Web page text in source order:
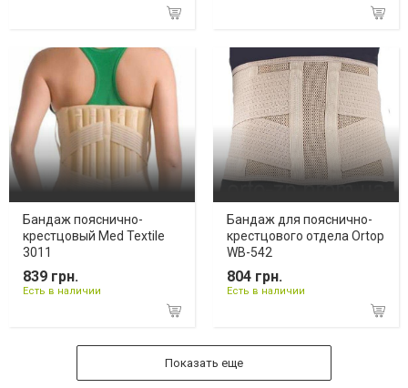
Бандаж пояснично-
крестцовый Med Textile
3011
839 грн.
Есть в наличии
Бандаж для пояснично-
крестцового отдела Ortop
WB-542
804 грн.
Есть в наличии
Показать еще